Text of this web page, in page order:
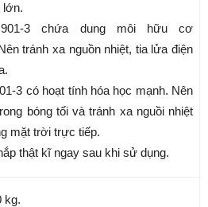
lớn.
901-3 chứa dung môi hữu cơ
tránh xa nguồn nhiệt, tia lửa điện
3 có hoạt tính hóa học mạnh. Nên
bóng tối và tránh xa nguồi nhiệt
mặt trời trực tiếp.
thật kĩ ngay sau khi sử dụng.
kg.